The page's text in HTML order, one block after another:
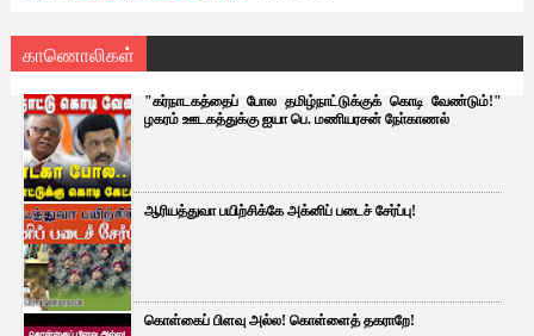
காணொலிகள்
"கர்நாடகத்தைப் போல தமிழ்நாட்டுக்குக் கொடி வேண்டும்!"
ழகரம் ஊடகத்துக்கு ஐயா பெ. மணியரசன் நோ்காணல்
ஆரியத்துவா பயிற்சிக்கே அக்னிப் படைச் சேர்ப்பு!
கொள்கைப் பிளவு அல்ல! கொள்ளைத் தகராறே!